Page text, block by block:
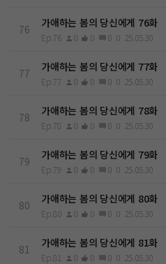
76 가애하는 봄의 당신에게 76화
Ep.76 0 0 0 0 25.05.30
77 가애하는 봄의 당신에게 77화
Ep.77 0 0 0 0 25.05.30
78 가애하는 봄의 당신에게 78화
Ep.78 0 0 0 0 25.05.30
79 가애하는 봄의 당신에게 79화
Ep.79 0 0 0 0 25.05.30
80 가애하는 봄의 당신에게 80화
Ep.80 0 0 0 0 25.05.30
81 가애하는 봄의 당신에게 81화
Ep.81 0 0 0 0 25.05.30